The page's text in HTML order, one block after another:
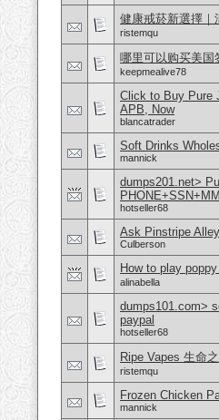
健康戒菸新選擇｜
ristemqu
哪里可以购买美国
keepmealive78
Click to Buy Pure
APB, Now
blancatrader
Soft Drinks
mannick
dumps201.net>
hotseller68
Ask Pinstripe
Culberson
How to play
alinabella
dumps101.com>
paypal
hotseller68
Ripe Vapes 生命
ristemqu
Frozen Chicken
mannick